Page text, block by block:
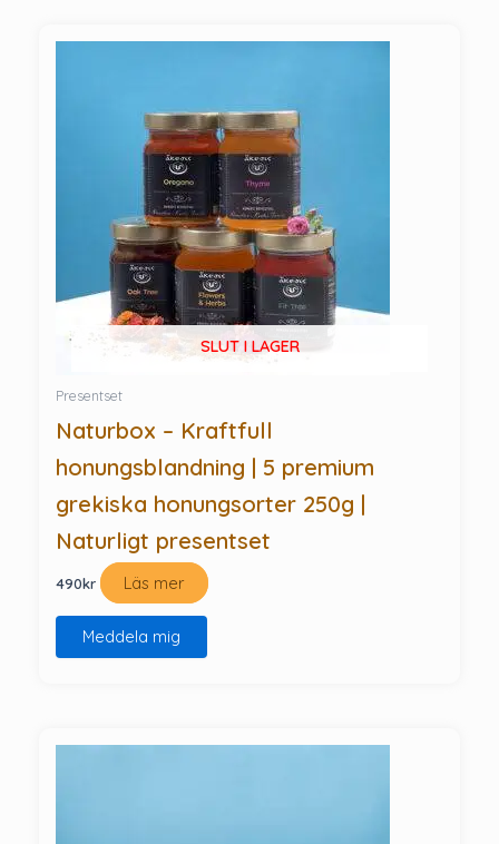
SLUT I LAGER
Presentset
Naturbox – Kraftfull
honungsblandning | 5 premium
grekiska honungsorter 250g |
Naturligt presentset
490kr Läs mer
Meddela mig